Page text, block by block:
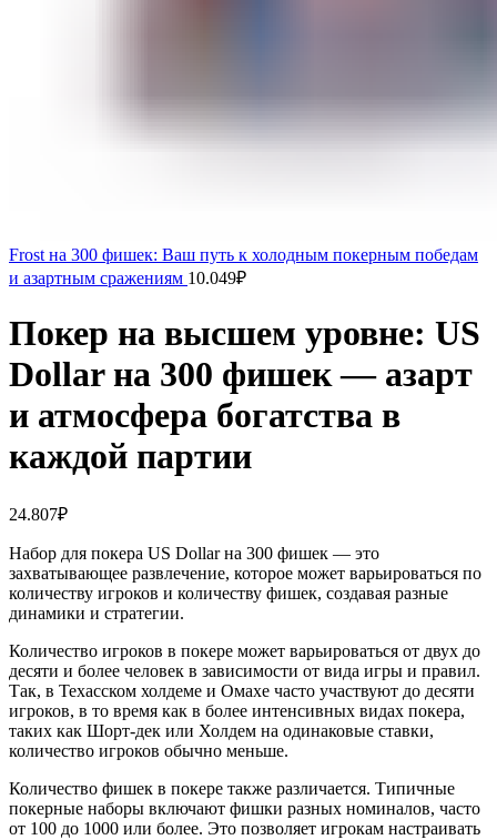
Frost на 300 фишек: Ваш путь к холодным покерным победам
и азартным сражениям 10.049₽
Покер на высшем уровне: US
Dollar на 300 фишек — азарт
и атмосфера богатства в
каждой партии
24.807₽
Набор для покера US Dollar на 300 фишек — это
захватывающее развлечение, которое может варьироваться по
количеству игроков и количеству фишек, создавая разные
динамики и стратегии.
Количество игроков в покере может варьироваться от двух до
десяти и более человек в зависимости от вида игры и правил.
Так, в Техасском холдеме и Омахе часто участвуют до десяти
игроков, в то время как в более интенсивных видах покера,
таких как Шорт-дек или Холдем на одинаковые ставки,
количество игроков обычно меньше.
Количество фишек в покере также различается. Типичные
покерные наборы включают фишки разных номиналов, часто
от 100 до 1000 или более. Это позволяет игрокам настраивать